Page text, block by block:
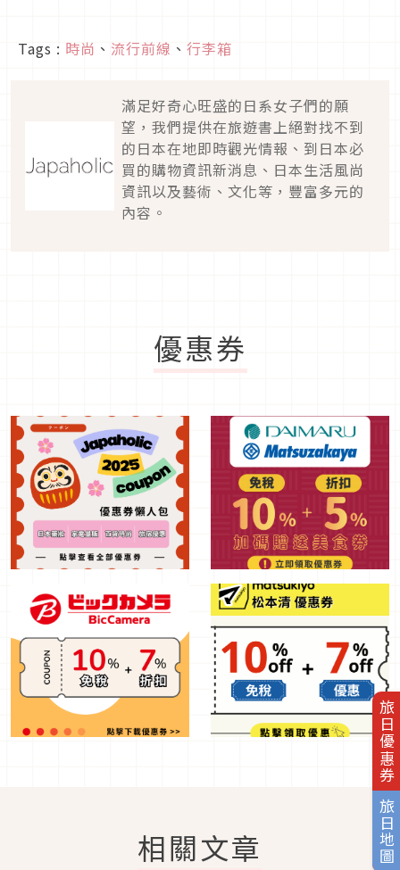
旅日優惠券
旅日地圖
Tags : 時尚 、 流行前線 、 行李箱
滿足好奇心旺盛的日系女子們的願
望，我們提供在旅遊書上絕對找不到
的日本在地即時觀光情報、到日本必
買的購物資訊新消息、日本生活風尚
資訊以及藝術、文化等，豐富多元的
內容。
優惠券
相關文章